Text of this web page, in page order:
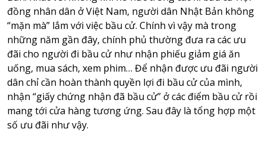
đồng nhân dân ở Việt Nam, người dân Nhật Bản không
“mặn mà” lắm với việc bầu cử. Chính vì vậy mà trong
những năm gần đây, chính phủ thường đưa ra các ưu
đãi cho người đi bầu cử như nhận phiếu giảm giá ăn
uống, mua sách, xem phim… Để nhận được ưu đãi người
dân chỉ cần hoàn thành quyền lợi đi bầu cử của mình,
nhận “giấy chứng nhận đã bầu cử” ở các điểm bầu cử rồi
mang tới cửa hàng tương ứng. Sau đây là tổng hợp một
số ưu đãi như vậy.